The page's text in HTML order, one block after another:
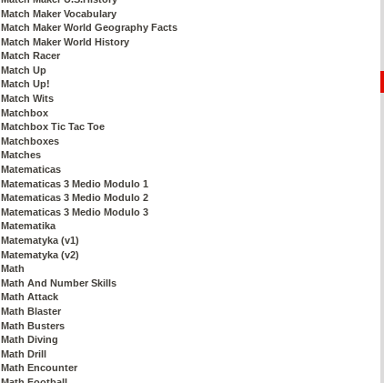
Match Maker Vocabulary
Match Maker World Geography Facts
Match Maker World History
Match Racer
Match Up
Match Up!
Match Wits
Matchbox
Matchbox Tic Tac Toe
Matchboxes
Matches
Matematicas
Matematicas 3 Medio Modulo 1
Matematicas 3 Medio Modulo 2
Matematicas 3 Medio Modulo 3
Matematika
Matematyka (v1)
Matematyka (v2)
Math
Math And Number Skills
Math Attack
Math Blaster
Math Busters
Math Diving
Math Drill
Math Encounter